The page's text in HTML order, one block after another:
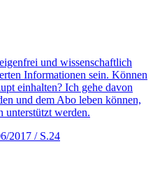
und wissenschaftlich
Informationen sein. Können
einhalten? Ich gehe davon
und dem Abo leben können,
unterstützt werden.
2017 / S.24